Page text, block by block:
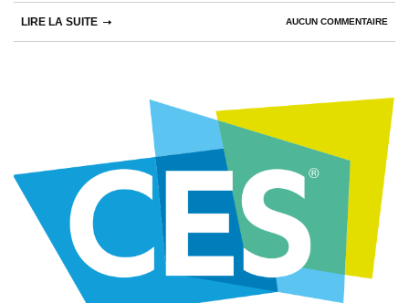
AUCUN COMMENTAIRE
LIRE LA SUITE